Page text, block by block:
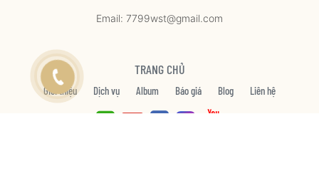
Email: 7799wst@gmail.com
TRANG CHỦ
Giới thiệu Dịch vụ Album Báo giá Blog Liên hệ